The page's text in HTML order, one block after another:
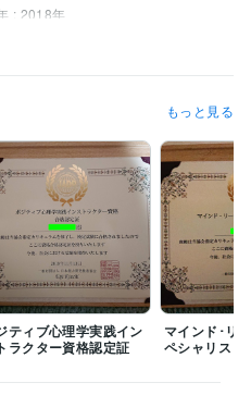
: 2018年
ー
手 愚痴聞き
もっと見る
ティブ心理学実践イン
ラクター資格認定証
マインド･リ
ペシャリスト